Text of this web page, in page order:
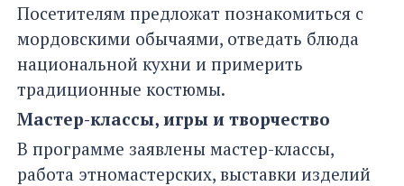
Посетителям предложат познакомиться с
мордовскими обычаями, отведать блюда
национальной кухни и примерить
традиционные костюмы.
Мастер-классы, игры и творчество
В программе заявлены мастер-классы,
работа этномастерских, выставки изделий